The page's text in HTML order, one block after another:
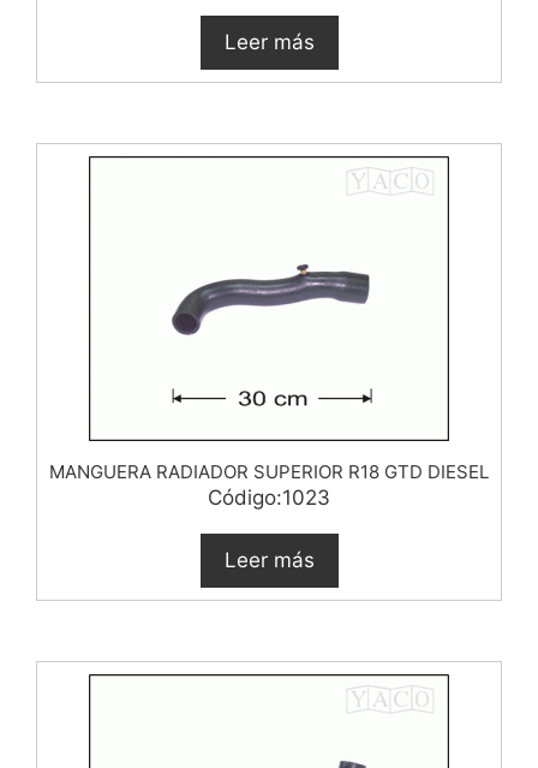
Leer más
MANGUERA RADIADOR SUPERIOR R18 GTD DIESEL
Código:1023
Leer más